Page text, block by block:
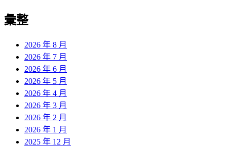
彙整
2026 年 8 月
2026 年 7 月
2026 年 6 月
2026 年 5 月
2026 年 4 月
2026 年 3 月
2026 年 2 月
2026 年 1 月
2025 年 12 月